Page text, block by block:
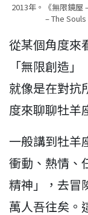
2013年。《無限鏡屋
– The
從某個角度來
「無限創造
就像是在對抗
度來聊聊牡羊
一般講到牡羊
衝動、熱情、
精神」，去
萬人吾往矣。